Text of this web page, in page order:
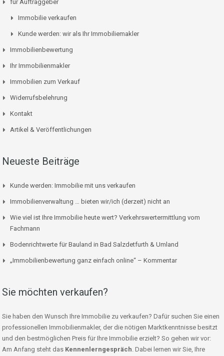
für Auftraggeber
Immobilie verkaufen
Kunde werden: wir als Ihr Immobiliemakler
Immobilienbewertung
Ihr Immobilienmakler
Immobilien zum Verkauf
Widerrufsbelehrung
Kontakt
Artikel & Veröffentlichungen
Neueste Beiträge
Kunde werden: Immobilie mit uns verkaufen
Immobilienverwaltung … bieten wir/ich (derzeit) nicht an
Wie viel ist Ihre Immobilie heute wert? Verkehrswertermittlung vom
Fachmann
Bodenrichtwerte für Bauland in Bad Salzdetfurth & Umland
„Immobilienbewertung ganz einfach online“ – Kommentar
Sie möchten verkaufen?
Sie haben den Wunsch Ihre Immobilie zu verkaufen? Dafür suchen Sie einen
professionellen Immobilienmakler, der die nötigen Marktkenntnisse besitzt
und den bestmöglichen Preis für Ihre Immobilie erzielt? So gehen wir vor:
Am Anfang steht das Kennenlerngespräch. Dabei lernen wir Sie, Ihre